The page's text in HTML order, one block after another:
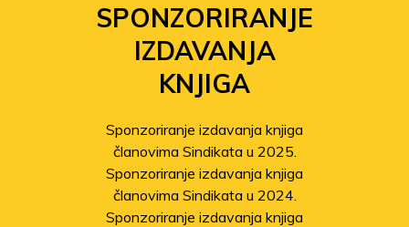
SPONZORIRANJE
IZDAVANJA
KNJIGA
Sponzoriranje izdavanja knjiga
članovima Sindikata u 2025.
Sponzoriranje izdavanja knjiga
članovima Sindikata u 2024.
Sponzoriranje izdavanja knjiga